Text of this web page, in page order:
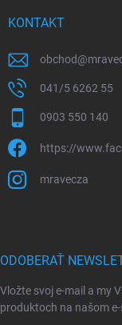
KONTAKT
obchod@
041/5 6262 55
0903 550 140
https://
mravecza
ODOBERAŤ
Vložte svoj e-mail a my
produktoch na našom e-